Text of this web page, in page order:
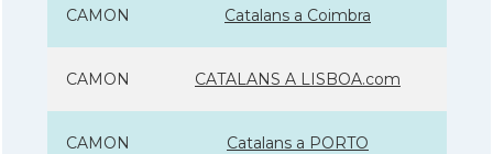
CAMON Catalans a Coimbra
CAMON CATALANS A LISBOA.com
CAMON Catalans a PORTO